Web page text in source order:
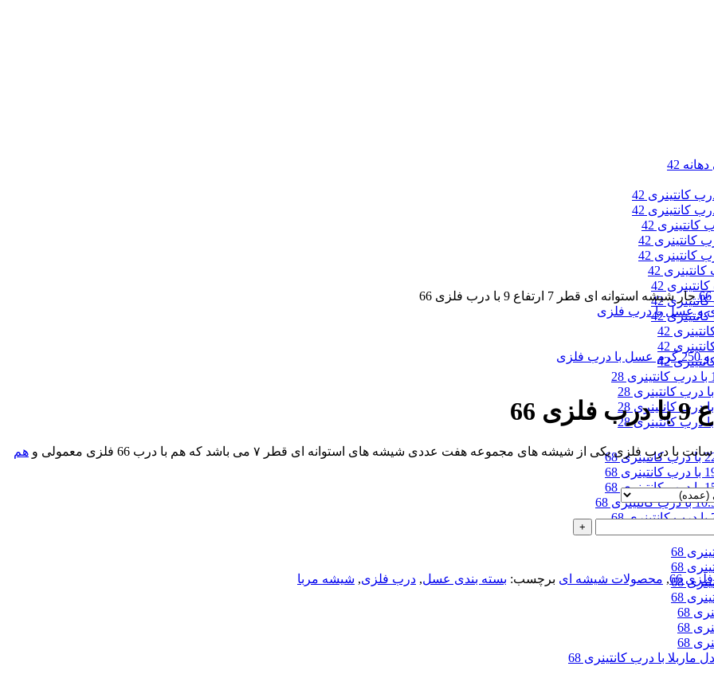
42
جار شیشه استوانه ای قطر 7 ارتفاع 9 با درب فلزی 66
هم
, محصولات شیشه ای برچسب: بسته بندی عسل, درب فلزی, شیشه مربا